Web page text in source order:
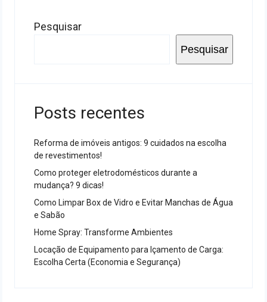
Pesquisar
Pesquisar
Posts recentes
Reforma de imóveis antigos: 9 cuidados na escolha
de revestimentos!
Como proteger eletrodomésticos durante a
mudança? 9 dicas!
Como Limpar Box de Vidro e Evitar Manchas de Água
e Sabão
Home Spray: Transforme Ambientes
Locação de Equipamento para Içamento de Carga:
Escolha Certa (Economia e Segurança)